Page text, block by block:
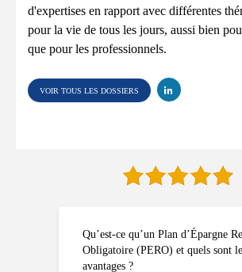
d'expertises en rapport avec différentes
pour la vie de tous les jours, aussi bien
que pour les professionnels.
VOIR TOUS LES DOSSIERS
Qu’est-ce qu’un Plan d’Épargne
Obligatoire (PERO) et quels sont
avantages ?